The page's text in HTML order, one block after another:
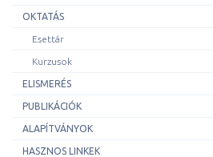
OKTATÁS
Esettár
Kurzusok
ELISMERÉS
PUBLIKÁCIÓK
ALAPÍTVÁNYOK
HASZNOS LINKEK